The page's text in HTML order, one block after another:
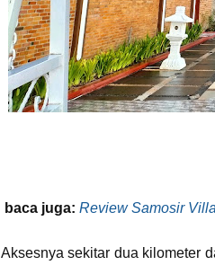
baca juga: Review Samosir
Aksesnya sekitar dua kilometer